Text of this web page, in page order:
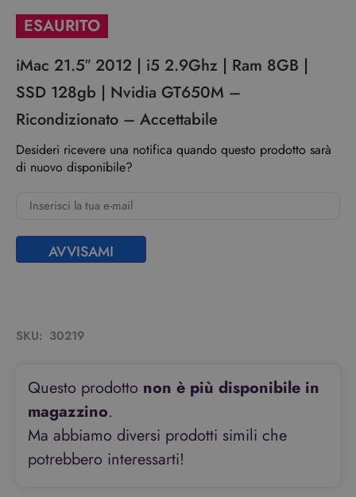
ESAURITO
iMac 21.5″ 2012 | i5 2.9Ghz | Ram 8GB |
SSD 128gb | Nvidia GT650M –
Ricondizionato – Accettabile
Desideri ricevere una notifica quando questo prodotto sarà
di nuovo disponibile?
AVVISAMI
SKU: 30219
Questo prodotto non è più disponibile in
magazzino.
Ma abbiamo diversi prodotti simili che
potrebbero interessarti!